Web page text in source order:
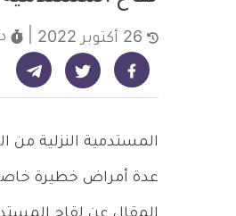
شارك على فيسبوك - ديلي ميديكال انفو شارك على تويتر - ديلي ميديكال انفو شارك على تيليجرام - ديلي ميديكال انفو
عدة أمراض خطيرة خاصة